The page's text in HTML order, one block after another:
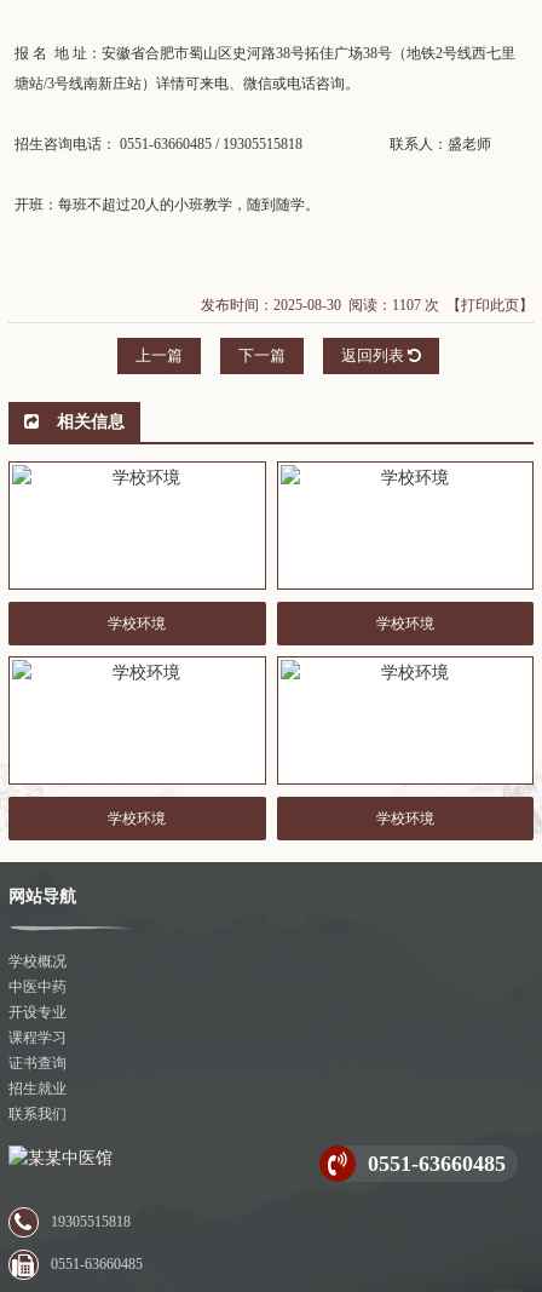
报 名 地 址：安徽省合肥市蜀山区史河路38号拓佳广场38号（地铁2号线西七里
塘站/3号线南新庄站）详情可来电、微信或电话咨询。
招生咨询电话： 0551-63660485 / 19305515818 联系人：盛老师
开班：每班不超过20人的小班教学，随到随学。
发布时间：2025-08-30 阅读：1107 次 【打印此页】
上一篇 下一篇 返回列表
相关信息
学校环境 学校环境
学校环境 学校环境
网站导航
学校概况
中医中药
开设专业
课程学习
证书查询
招生就业
联系我们
0551-63660485
19305515818
0551-63660485